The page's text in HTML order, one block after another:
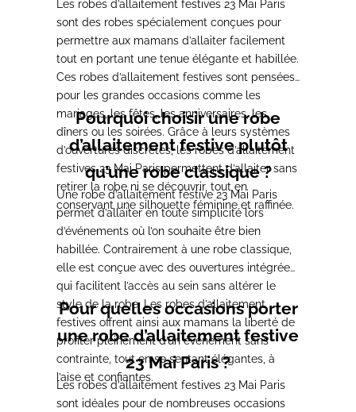
Les robes d’allaitement festives 23 Mai Paris
sont des robes spécialement conçues pour
permettre aux mamans d’allaiter facilement
tout en portant une tenue élégante et habillée.
Ces robes d’allaitement festives sont pensées
pour les grandes occasions comme les
mariages, les fêtes, les anniversaires, les
dîners ou les soirées. Grâce à leurs systèmes
d’ouvertures discrètes, les robes d’allaitement
festives 23 Mai Paris permettent d’allaiter sans
retirer la robe ni se découvrir, tout en
conservant une silhouette féminine et raffinée.
Pourquoi choisir une robe
d’allaitement festive plutôt
qu’une robe classique ?
Une robe d’allaitement festive 23 Mai Paris
permet d’allaiter en toute simplicité lors
d’événements où l’on souhaite être bien
habillée. Contrairement à une robe classique,
elle est conçue avec des ouvertures intégrées
qui facilitent l’accès au sein sans altérer le
style de la robe. Les robes d’allaitement
festives offrent ainsi aux mamans la liberté de
profiter pleinement d’un événement sans
contrainte, tout en se sentant élégantes, à
l’aise et confiantes.
Pour quelles occasions porter
une robe d’allaitement festive
23 Mai Paris ?
Les robes d’allaitement festives 23 Mai Paris
sont idéales pour de nombreuses occasions